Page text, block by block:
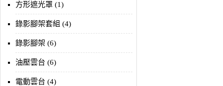
方形遮光罩 (1)
錄影腳架套組 (4)
錄影腳架 (6)
油壓雲台 (6)
電動雲台 (4)